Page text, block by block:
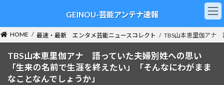
ン
ツ
ー
シ
GEINOU-芸能アンテナ速報
HOME 最速・最新 エンタメ芸能ニュースコレクト TBS山本恵里伽アナ
TBS山本恵里伽アナ 語っていた夫婦別姓への思い
「生来の名前で生涯を終えたい」「そんなにわがまま
なことなんでしょうか」